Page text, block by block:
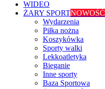
WIDEO
ŻARY SPORTNOWOŚĆ
Wydarzenia
Piłka nożna
Koszykówka
Sporty walki
Lekkoatletyka
Bieganie
Inne sporty
Baza Sportowa